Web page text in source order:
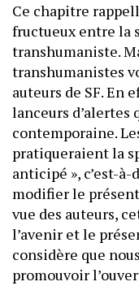
Ce chapitre
fructueux entre la
transhumaniste.
transhumanistes
auteurs de SF. En
lanceurs
contemporaine.
pratiqueraient la
anticipé », c’est-
modifier le
vue des auteurs,
l’avenir et le
considère que
promouvoir